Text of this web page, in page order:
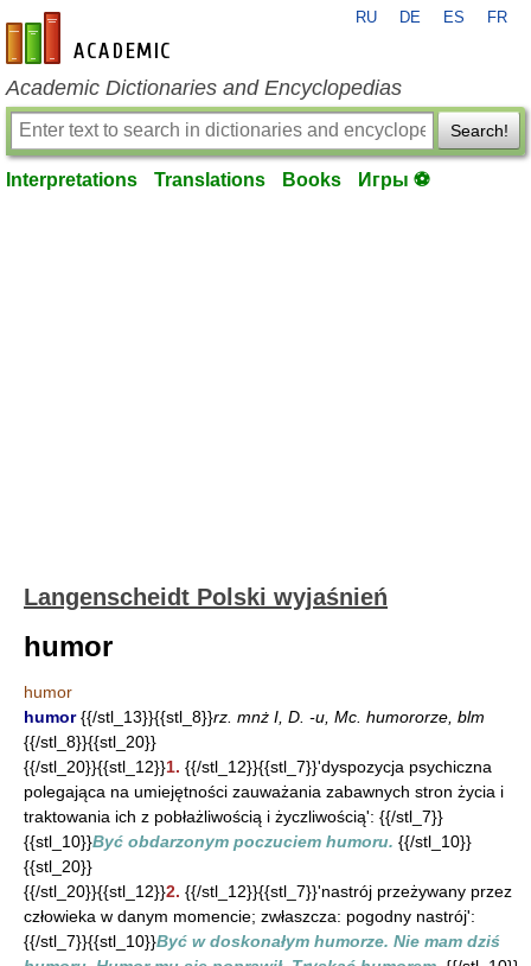
en-academic.com
RU DE ES FR
Academic Dictionaries and Encyclopedias
Search!
Interpretations Translations Books Игры ⚽
Langenscheidt Polski wyjaśnień
humor
humor
humor{{/stl_13}}{{stl_8}}rz. mnż I, D. -u, Mc. humororze, blm
{{/stl_8}}{{stl_20}}
{{/stl_20}}{{stl_12}}1. {{/stl_12}}{{stl_7}}'dyspozycja psychiczna
polegająca na umiejętności zauważania zabawnych stron życia i
traktowania ich z pobłażliwością i życzliwością': {{/stl_7}}
{{stl_10}}Być obdarzonym poczuciem humoru. {{/stl_10}}
{{stl_20}}
{{/stl_20}}{{stl_12}}2. {{/stl_12}}{{stl_7}}'nastrój przeżywany przez
człowieka w danym momencie; zwłaszcza: pogodny nastrój':
{{/stl_7}}{{stl_10}}Być w doskonałym humorze. Nie mam dziś